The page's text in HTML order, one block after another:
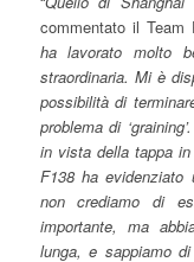
commentato il
ha lavorato molto
straordinaria. Mi è
possibilità di
problema di
in vista della tappa
F138 ha evidenziato
non crediamo di
importante, ma
lunga, e sappiamo